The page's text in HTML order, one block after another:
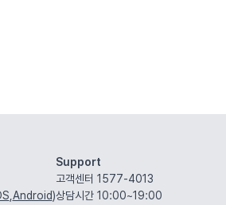
Android)
Support
고객센터 1577-4013
상담시간 10:00~19:00